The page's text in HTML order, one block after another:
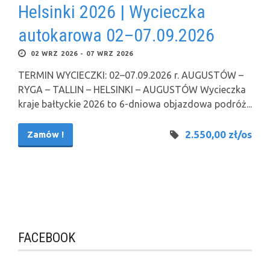
Helsinki 2026 | Wycieczka
autokarowa 02–07.09.2026
02 WRZ 2026 - 07 WRZ 2026
TERMIN WYCIECZKI: 02–07.09.2026 r. AUGUSTÓW –
RYGA – TALLIN – HELSINKI – AUGUSTÓW Wycieczka
kraje bałtyckie 2026 to 6-dniowa objazdowa podróż...
Zamów ! 2.550,00 zł/os
FACEBOOK